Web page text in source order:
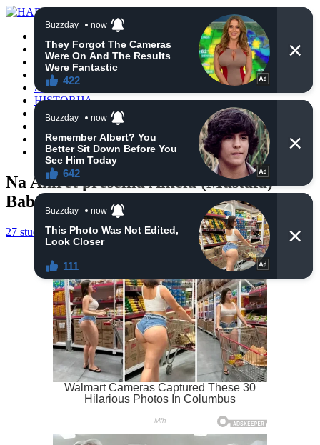
VIJESTI
BIH
TURSKA
SVIJET
HISTORIJA
RELIGIJA
ZANIMLJIVOSTI
CRNA HRONIKA
OBAVIJESTI
Na Ahiret preselila Amela (Mustafa)
Babahmetovic
27 studenoga, 2024 haberhana POČETNA 0